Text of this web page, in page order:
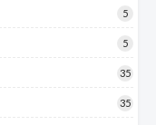
5
5
35
35